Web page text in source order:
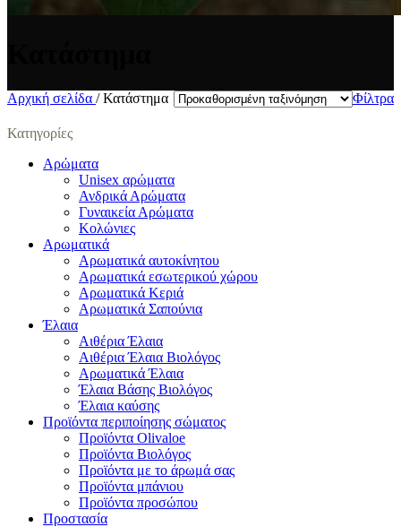
Αρχική σελίδα / Κατάστημα Φίλτρα
Κατηγορίες
Αρώματα
Unisex αρώματα
Ανδρικά Αρώματα
Γυναικεία Αρώματα
Κολώνιες
Αρωματικά
Αρωματικά αυτοκίνητου
Αρωματικά εσωτερικού χώρου
Αρωματικά Κεριά
Αρωματικά Σαπούνια
Έλαια
Αιθέρια Έλαια
Αιθέρια Έλαια Βιολόγος
Αρωματικά Έλαια
Έλαια Βάσης Βιολόγος
Έλαια καύσης
Προϊόντα περιποίησης σώματος
Προϊόντα Olivaloe
Προϊόντα Βιολόγος
Προϊόντα με το άρωμά σας
Προϊόντα μπάνιου
Προϊόντα προσώπου
Προστασία